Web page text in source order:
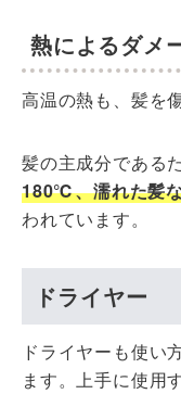
熱によるダメ
高温の熱も、髪を
髪の主成分である
180℃、濡れた髪
われています。
ドライヤー
ドライヤーも使い
ます。上手に使用